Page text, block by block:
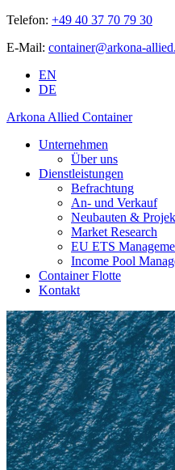
Telefon: +49 40 37 70 79 30
E-Mail: container@arkona-
EN
DE
Arkona Allied Container
Unternehmen
Über uns
Dienstleistungen
Befrachtung
An- und Verkauf
Neubauten &
Market Research
EU ETS
Income Pool
Container Flotte
Kontakt